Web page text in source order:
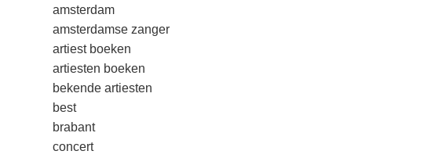
amsterdam
amsterdamse zanger
artiest boeken
artiesten boeken
bekende artiesten
best
brabant
concert